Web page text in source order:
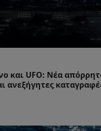
και UFO: Νέα
ανεξήγητες